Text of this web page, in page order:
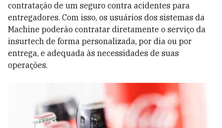
contratação de um seguro contra acidentes para
entregadores. Com isso, os usuários dos sistemas da
Machine poderão contratar diretamente o serviço da
insurtech de forma personalizada, por dia ou por
entrega, e adequada às necessidades de suas
operações.